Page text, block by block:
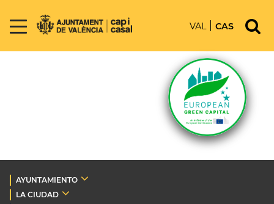
VAL CAS
AYUNTAMIENTO
LA CIUDAD